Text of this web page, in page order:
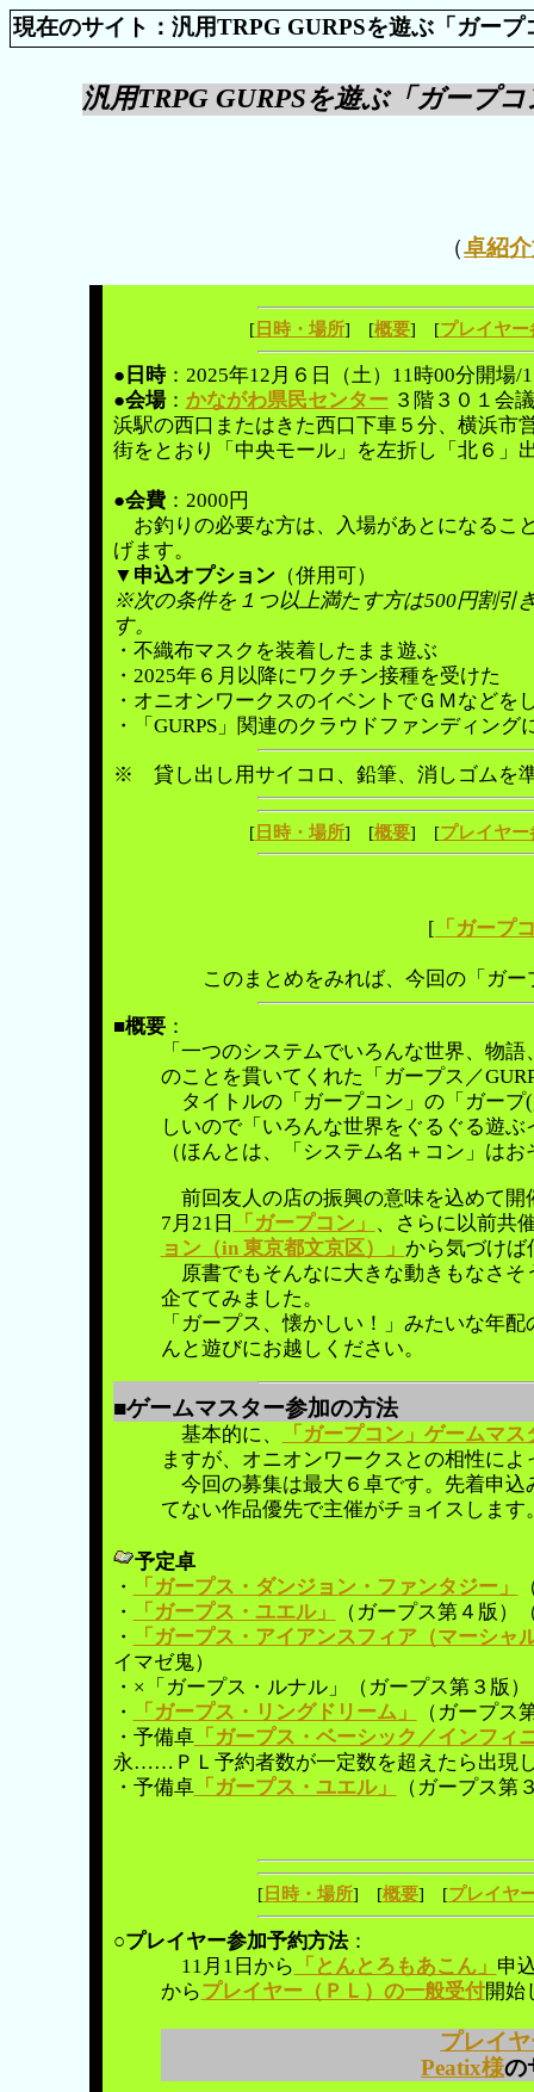
現在のサイト：汎用TRPG GURPSを遊ぶ「ガープ
汎用TRPG GURPSを遊ぶ「ガープコ
（卓紹
[日時・場所] [概要] [プレイヤー
● 日時：2025年12月６日（土）11時00分開場/
●会場： かながわ県民センター ３階３０１会
浜駅の西口またはきた西口下車５分、横浜市
街をとおり「中央モール」を左折し「北６」
●会費：2000円
お釣りの必要な方は、入場があとになるこ
げます。
▼申込オプション（併用可）
※次の条件を１つ以上満たす方は500円割引
す。
・不織布マスクを装着したまま遊ぶ
・2025年６月以降にワクチン接種を受けた
・オニオンワークスのイベントでＧＭなどを
・「GURPS」関連のクラウドファンディン
※ 貸し出し用サイコロ、鉛筆、消しゴムを
[日時・場所] [概要] [プレイヤー
[ 「ガープ
このまとめをみれば、今回の「ガ
■概要：
「一つのシステムでいろんな世界、物
のことを貫いてくれた「ガープス／
タイトルの「ガープコン」の「ガープ
しいので「いろんな世界をぐるぐる遊
（ほんとは、「システム名＋コン」は
前回友人の店の振興の意味を込めて開
7月21日
「ガープコン」 、さらに以前共
ョン（in 東京都文京区）」 から気づけば
原書でもそんなに大きな動きもなさそ
企ててみました。
「ガープス、懐かしい！」みたいな年
んと遊びにお越しください。
■ゲームマスター参加の方法
基本的に、
「ガープコン」ゲームマ
ますが、オニオンワークスとの相性に
今回の募集は最大６卓です。先着申込
てない作品優先で主催がチョイスします
予定卓
・
「ガープス・ダンジョン・ファンタジー」
・
「ガープス・ユエル」
（ガープス第４版）
・
「ガープス・アイアンスフィア（マーシャ
イマゼ鬼）
・×「ガープス・ルナル」（ガープス第３
・
「ガープス・リングドリーム」
（ガープス
・予備卓「ガープス・ベーシック／インフィ
永……ＰＬ予約者数が一定数を超えたら出現
・予備卓「ガープス・ユエル」 （ガープス第
[ 日時・場所] [概要] [プレイヤ
○プレイヤー参加予約方法：
11月1日から 「とんとろもあこん」 申
からプレイヤー（ＰＬ）の一般受付開始
プレイ
Peatix様の